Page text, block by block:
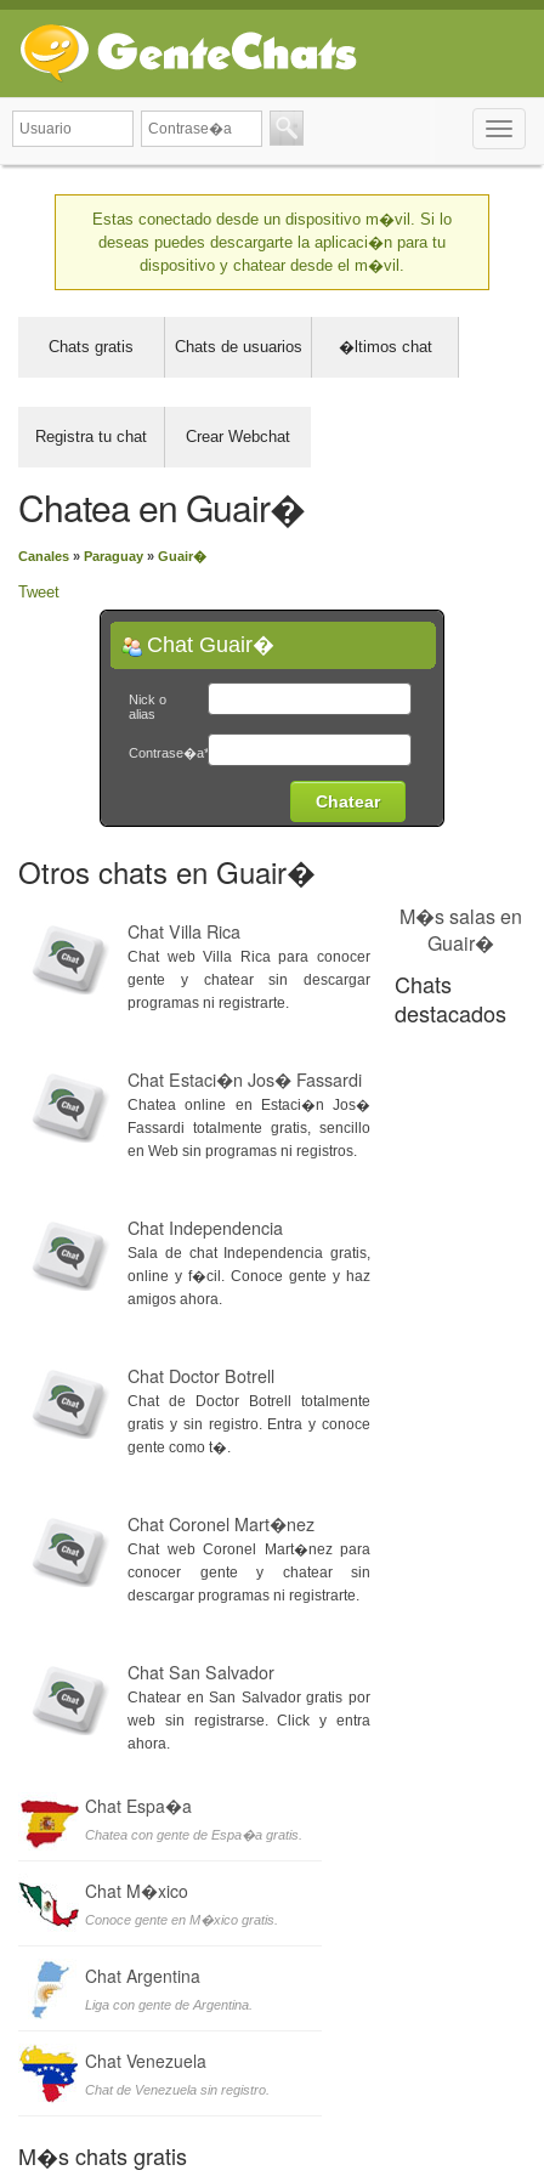
Toggle
Estas conectado desde un dispositivo m�vil. Si lo
deseas puedes descargarte la aplicaci�n para tu
dispositivo y chatear desde el m�vil.
Chats gratis Chats de usuarios �ltimos chat
Registra tu chat Crear Webchat
Chatea en Guair�
Canales » Paraguay » Guair�
Tweet
Chat Guair�
Nick o
alias
Contrase�a*
Otros chats en Guair�
Chat Villa Rica
Chat web Villa Rica para conocer
gente y chatear sin descargar
programas ni registrarte.
Chat Estaci�n Jos� Fassardi
Chatea online en Estaci�n Jos�
Fassardi totalmente gratis, sencillo
en Web sin programas ni registros.
Chat Independencia
Sala de chat Independencia gratis,
online y f�cil. Conoce gente y haz
amigos ahora.
Chat Doctor Botrell
Chat de Doctor Botrell totalmente
gratis y sin registro. Entra y conoce
gente como t�.
Chat Coronel Mart�nez
Chat web Coronel Mart�nez para
conocer gente y chatear sin
descargar programas ni registrarte.
Chat San Salvador
Chatear en San Salvador gratis por
web sin registrarse. Click y entra
ahora.
M�s salas en
Guair�
Chats
destacados
Chat Espa�a
Chatea con gente de Espa�a gratis.
Chat M�xico
Conoce gente en M�xico gratis.
Chat Argentina
Liga con gente de Argentina.
Chat Venezuela
Chat de Venezuela sin registro.
M�s chats gratis